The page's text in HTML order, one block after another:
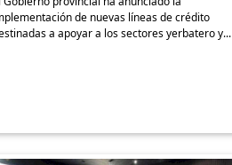
de nuevas líneas de crédito
a apoyar a los sectores yerbatero y...